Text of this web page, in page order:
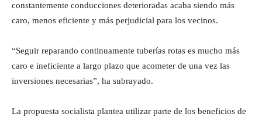
constantemente conducciones deterioradas acaba siendo más
caro, menos eficiente y más perjudicial para los vecinos.
“Seguir reparando continuamente tuberías rotas es mucho más
caro e ineficiente a largo plazo que acometer de una vez las
inversiones necesarias”, ha subrayado.
La propuesta socialista plantea utilizar parte de los beneficios de